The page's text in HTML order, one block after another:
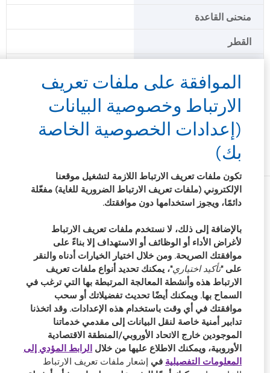
منحنى القاعدة
القطر
القوة الإضافية
Learn
more
2012
Manufacturing
Leadership
100
(ML
100)
Award
Learn
more
2012-
2010
Top
Workplaces
in
the
Bay
Area
Learn
more
أفضل
مصنع
للعدسات
اللاصقة
خلال
العام
Learn
more
Silmo
d’Or
best
product
award
with
MyDay™
Learn
جوائز
هيرميس
الإبداعية
الرئيسية
منتجاتنا
وظائف شاغرة
خريطة الموقع
سياسة الخصوصية
شروط الخدمة
موقع المستهلك
سياسة ملفات تعريف الارتباط
عبارة الحث على اتخاذ إجراء:
إدارة تفضيلات ملفات تعريف
الارتباط
الموافقة على ملفات تعريف
الارتباط وخصوصية البيانات
(إعدادات الخصوصية الخاصة
بك)
تكون ملفات تعريف الارتباط اللازمة لتشغيل موقعنا
الإلكتروني (ملفات تعريف الارتباط الضرورية للغاية) مفعّلة
دائمًا، ويجوز استخدامها دون موافقتك.
بالإضافة إلى ذلك، لا نستخدم ملفات تعريف الارتباط
لأغراض الأداء أو الوظائف أو الاستهداف إلا بناءً على
موافقتك الصريحة. ومن خلال اختيار الخيارات أدناه والنقر
على "تأكيد اختياري"، يمكنك تحديد أنواع ملفات تعريف
الارتباط هذه وأنشطة المعالجة المرتبطة بها التي ترغب في
السماح بها. ويمكنك أيضًا تحديث تفضيلاتك أو سحب
موافقتك في أي وقت باستخدام هذه الإعدادات. وقد اتخذنا
تدابير أمنية خاصة لنقل البيانات إلى مقدمي خدماتنا
الموجودين خارج الاتحاد الأوروبي/المنطقة الاقتصادية
الأوروبية، ويمكنك الاطلاع عليها من خلالالرابط المؤدي إلى
المعلومات التفصيليةفيإشعار ملفات تعريف الارتباط